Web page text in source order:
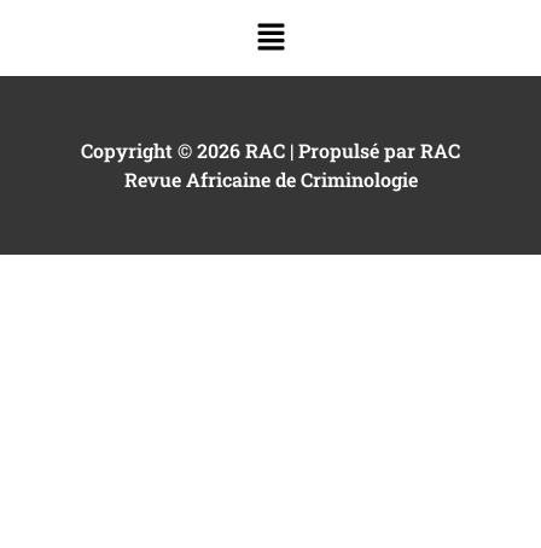
Copyright © 2026 RAC | Propulsé par RAC
Revue Africaine de Criminologie